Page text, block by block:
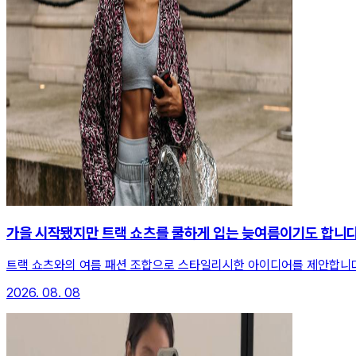
가을 시작됐지만 트랙 쇼츠를 쿨하게 입는 늦여름이기도 합니
트랙 쇼츠와의 여름 패션 조합으로 스타일리시한 아이디어를 제안합니
2026. 08. 08